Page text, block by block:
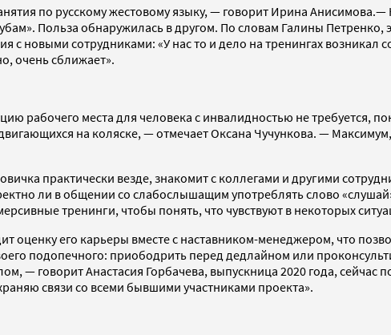
по русскому жестовому языку, — говорит Ирина
Польза обнаружилась в другом. По словам Галины
с новыми сотрудниками: «У нас то и дело на тренингах возникал
очень сближает».
рабочего места для человека с инвалидностью не требуется,
на коляске, — отмечает Оксана Чучункова. —
практически везде, знакомит с коллегами и другими
ли в общении со слабослышащим употреблять слово
тренинги, чтобы понять, что чувствуют в некоторых
оценку его карьеры вместе с наставником-менеджером, что
подопечного: приободрить перед дедлайном или
— говорит Анастасия Горбачева, выпускница 2020 года,
связи со всеми бывшими участниками проекта».